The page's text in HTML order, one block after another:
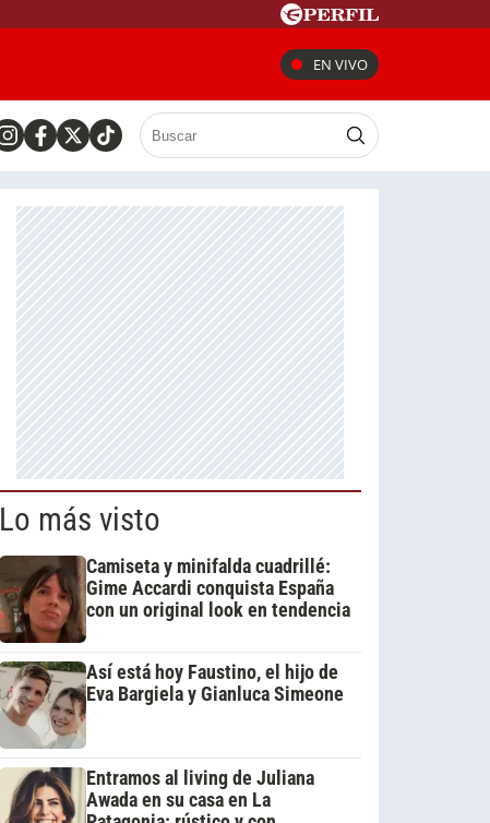
EN VIVO
Lo más visto
Camiseta y minifalda cuadrillé:
Gime Accardi conquista España
con un original look en tendencia
Así está hoy Faustino, el hijo de
Eva Bargiela y Gianluca Simeone
Entramos al living de Juliana
Awada en su casa en La